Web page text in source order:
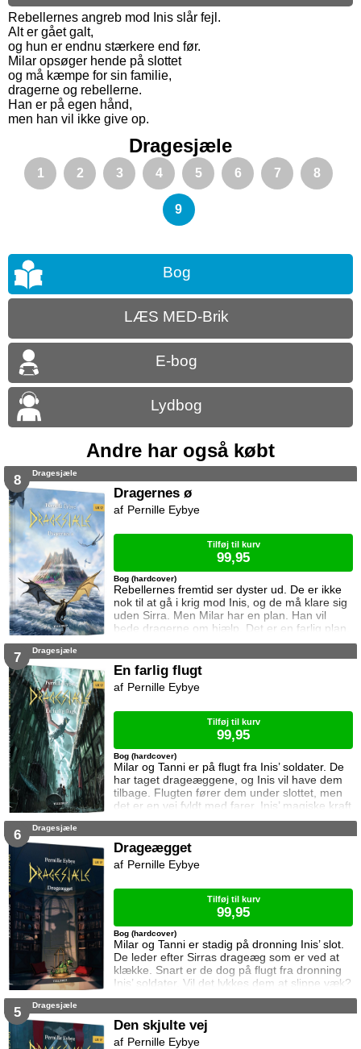
Rebellernes angreb mod Inis slår fejl.
Alt er gået galt,
og hun er endnu stærkere end før.
Milar opsøger hende på slottet
og må kæmpe for sin familie,
dragerne og rebellerne.
Han er på egen hånd,
men han vil ikke give op.
Dragesjæle
1 2 3 4 5 6 7 8
9
Bog
LÆS MED-Brik
E-bog
Lydbog
Andre har også købt
8 Dragesjæle
Dragernes ø
Rebellernes fremtid ser dyster ud. De er ikke
nok til at gå i krig mod Inis, og de må klare sig
uden Sirra. Men Milar har en plan. Han vil
bede dragerne om hjælp. Det er en farlig plan,
for dragerne stoler ikke på mennesker.
Bog (hardcover)
Pernille Eybye
Tilføj til kurv
99,95
7 Dragesjæle
En farlig flugt
Milar og Tanni er på flugt fra Inis’ soldater. De
har taget drageæggene, og Inis vil have dem
tilbage. Flugten fører dem under slottet, men
det er en vej fyldt med farer. Inis’ magiske kraft
kan koste dem livet, og én må ofre alt.
Bog (hardcover)
Pernille Eybye
Tilføj til kurv
99,95
6 Dragesjæle
Drageægget
Milar og Tanni er stadig på dronning Inis’ slot.
De leder efter Sirras drageæg som er ved at
klække. Snart er de dog på flugt fra dronning
Inis’ soldater. Vil det lykkes dem at slippe væk?
Vil de miste deres liv? Eller måske deres
Bog (hardcover)
Pernille Eybye
Tilføj til kurv
99,95
5 Dragesjæle
Den skjulte vej
Pernille Eybye